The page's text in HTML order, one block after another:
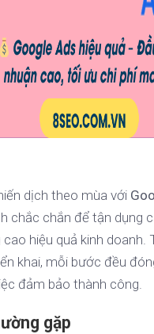
dịch theo mùa với
chắc chắn để tận dụng
cao hiệu quả kinh doanh.
khai, mỗi bước đều
đảm bảo thành công.
gặp